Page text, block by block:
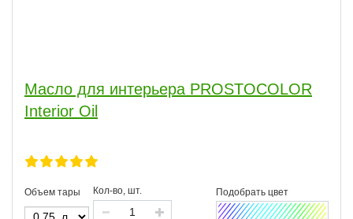
Масло для интерьера PROSTOCOLOR
Interior Oil
Объем тары Кол-во, шт.